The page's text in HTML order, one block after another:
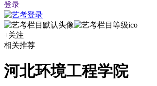
登录
+关注
相关推荐
河北环境工程学院